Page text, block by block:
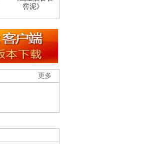
窖泥》
更多